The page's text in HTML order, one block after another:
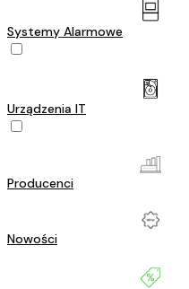
Systemy Alarmowe
Urządzenia IT
Producenci
Nowości